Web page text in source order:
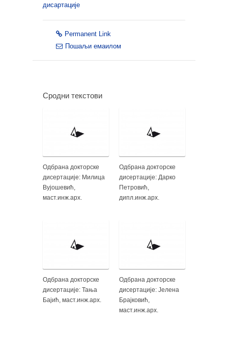
дисартације
Permanent Link
Пошаљи емаилом
Сродни текстови
Одбрана докторске
дисертације: Милица
Вујошевић,
маст.инж.арх.
Одбрана докторске
дисертације: Дарко
Петровић,
дипл.инж.арх.
Одбрана докторске
дисертације: Тања
Бајић, маст.инж.арх.
Одбрана докторске
дисертације: Јелена
Брајковић,
маст.инж.арх.